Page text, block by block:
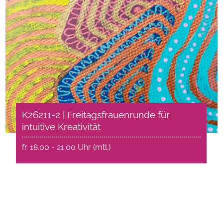
K26211-2 | Freitagsfrauenrunde für
intuitive Kreativität
fr. 18.00 - 21.00 Uhr (mtl.)